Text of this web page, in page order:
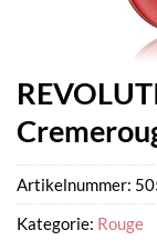
Artikelnummer:
Kategorie: Rouge